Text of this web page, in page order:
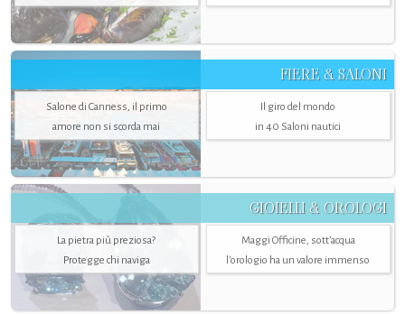
FIERE & SALONI
Salone di Canness, il primo
amore non si scorda mai
Il giro del mondo
in 40 Saloni nautici
GIOIELLI & OROLOGI
La pietra più preziosa?
Protegge chi naviga
Maggi Officine, sott’acqua
l'orologio ha un valore immenso